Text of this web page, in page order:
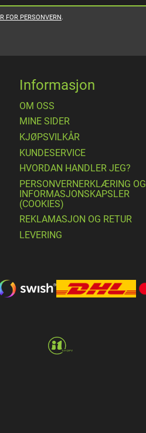
FOR PERSONVERN.
Informasjon
OM OSS
MINE SIDER
​KJØPSVILKÅR
KUNDESERVICE
HVORDAN HANDLER JEG?
PERSONVERNERKLÆRING OG
INFORMASJONSKAPSLER
(COOKIES)
REKLAMASJON OG RETUR
LEVERING